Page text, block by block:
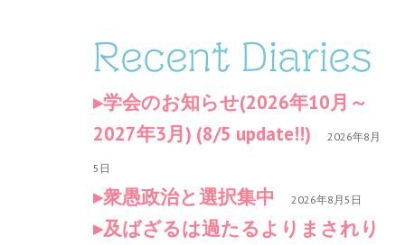
Recent Diaries
学会のお知らせ(2026年10月～
2027年3月) (8/5 update!!)
2026年8月
5日
衆愚政治と選択集中 2026年8月5日
及ばざるは過たるよりまされり